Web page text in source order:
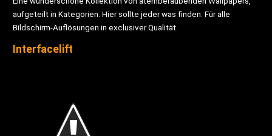
aufgeteilt in Kategorien. Hier sollte jeder was finden. Für alle
Bildschirm-Auflösungen in exclusiver Qualität.
Interfacelift